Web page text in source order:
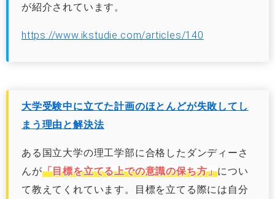
が紹介されています。
https://www.ikstudie.com/articles/140
大学受験中に立てた計画のほとんどが失敗してし
まう理由と解決法
ある国立大学の理工学部に合格したダンディーさ
んが「目標を立てる上での意識の保ち方」につい
て教えてくれています。目標を立てる際には自分